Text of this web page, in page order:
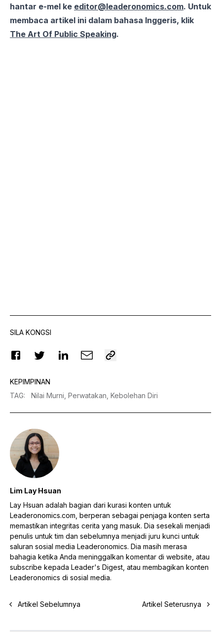
hantar e-mel ke editor@leaderonomics.com. Untuk
membaca artikel ini dalam bahasa Inggeris, klik
The Art Of Public Speaking.
SILA KONGSI
KEPIMPINAN
TAG: Nilai Murni, Perwatakan, Kebolehan Diri
Lim Lay Hsuan
Lay Hsuan adalah bagian dari kurasi konten untuk
Leaderonomics.com, berperan sebagai penjaga konten serta
memastikan integritas cerita yang masuk. Dia sesekali menjadi
penulis untuk tim dan sebelumnya menjadi juru kunci untuk
saluran sosial media Leaderonomics. Dia masih merasa
bahagia ketika Anda meninggalkan komentar di website, atau
subscribe kepada Leader's Digest, atau membagikan konten
Leaderonomics di sosial media.
Artikel Sebelumnya Artikel Seterusnya